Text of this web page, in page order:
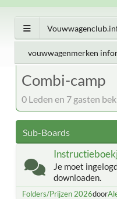
vouwwagenmerken
Combi-camp
0 Leden en 7 gasten
Sub-Boards
Je moet
downloaden.
Folders/Prijzen 2026door